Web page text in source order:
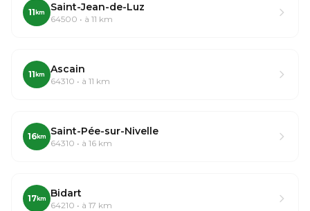
11 km Saint-Jean-de-Luz
64500 • à 11 km
11 km Ascain
64310 • à 11 km
16km Saint-Pée-sur-Nivelle
64310 • à 16 km
17km Bidart
64210 • à 17 km